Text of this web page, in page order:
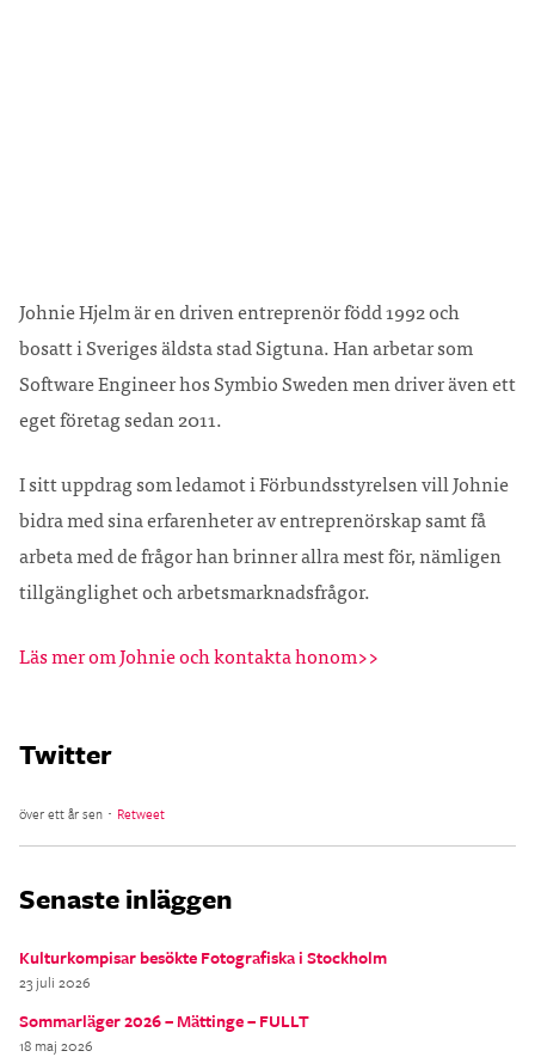
Johnie Hjelm är en driven entreprenör född 1992 och
bosatt i Sveriges äldsta stad Sigtuna. Han arbetar som
Software Engineer hos Symbio Sweden men driver även ett
eget företag sedan 2011.
I sitt uppdrag som ledamot i Förbundsstyrelsen vill Johnie
bidra med sina erfarenheter av entreprenörskap samt få
arbeta med de frågor han brinner allra mest för, nämligen
tillgänglighet och arbetsmarknadsfrågor.
Läs mer om Johnie och kontakta honom>>
Twitter
över ett år sen ･ Retweet
Senaste inläggen
Kulturkompisar besökte Fotografiska i Stockholm
23 juli 2026
Sommarläger 2026 – Mättinge – FULLT
18 maj 2026